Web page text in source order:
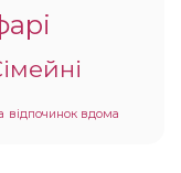
відпочинок вдома